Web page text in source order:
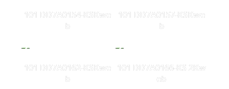
101 DD7A0154-KSKwe
b
101 DD7A0157-KSKwe
b
101 DD7A0162-KSKwe
b
101 DD7A0166-KS 2Kw
eb